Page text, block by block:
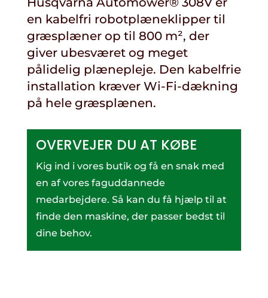
en kabelfri robotplæneklipper til
græsplæner op til 800 m², der
giver ubesværet og meget
pålidelig plænepleje. Den kabelfrie
installation kræver Wi-Fi-dækning
på hele græsplænen.
OVERVEJER DU AT KØBE
Kig ind i vores butik og få en snak med
en af vores faguddannede
medarbejdere. Så kan du få hjælp til at
finde den maskine, der passer bedst til
dine behov.